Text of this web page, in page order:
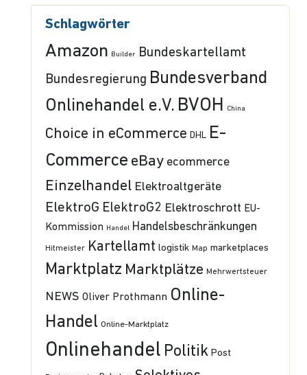
Schlagwörter
Amazon Builder Bundeskartellamt
Bundesregierung Bundesverband
Onlinehandel e.V. BVOH China
Choice in eCommerce DHL E-
Commerce eBay ecommerce
Einzelhandel Elektroaltgeräte
ElektroG ElektroG2 Elektroschrott EU-
Kommission Handel Handelsbeschränkungen
Hitmeister Kartellamt logistik Map marketplaces
Marktplatz Marktplätze Mehrwertsteuer
NEWS Oliver Prothmann Online-
Handel Online-Marktplatz
Onlinehandel Politik Post